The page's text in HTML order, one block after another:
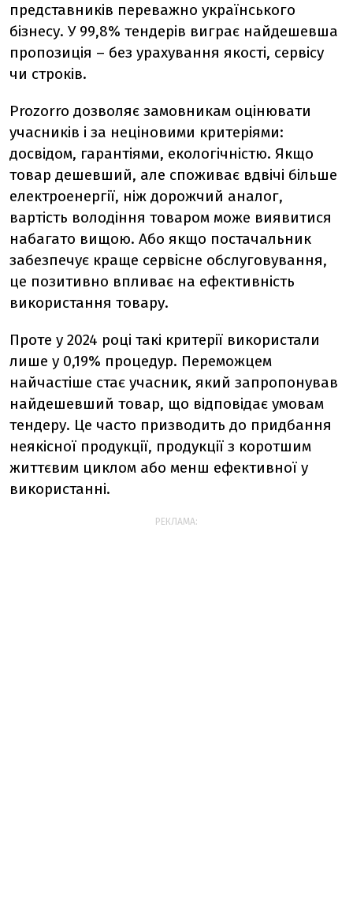
представників переважно українського
бізнесу. У 99,8% тендерів виграє найдешевша
пропозиція – без урахування якості, сервісу
чи строків.
Prozorro дозволяє замовникам оцінювати
учасників і за неціновими критеріями:
досвідом, гарантіями, екологічністю. Якщо
товар дешевший, але споживає вдвічі більше
електроенергії, ніж дорожчий аналог,
вартість володіння товаром може виявитися
набагато вищою. Або якщо постачальник
забезпечує краще сервісне обслуговування,
це позитивно впливає на ефективність
використання товару.
Проте у 2024 році такі критерії використали
лише у 0,19% процедур. Переможцем
найчастіше стає учасник, який запропонував
найдешевший товар, що відповідає умовам
тендеру. Це часто призводить до придбання
неякісної продукції, продукції з коротшим
життєвим циклом або менш ефективної у
використанні.
РЕКЛАМА: